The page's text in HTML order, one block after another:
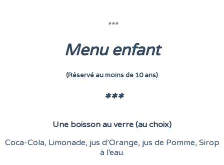
***
Menu enfant
(Réservé au moins de 10 ans)
***
Une boisson au verre (au choix)
Coca-Cola, Limonade, jus d’Orange, jus de Pomme, Sirop
à l’eau.